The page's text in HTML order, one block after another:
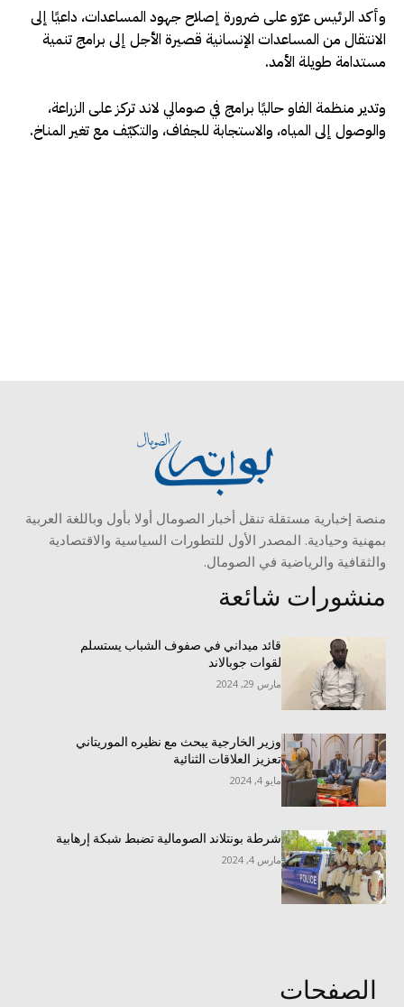
وأكد الرئيس عرّو على ضرورة إصلاح جهود المساعدات، داعيًا إلى
الانتقال من المساعدات الإنسانية قصيرة الأجل إلى برامج تنمية
مستدامة طويلة الأمد.
وتدير منظمة الفاو حاليًا برامج في صومالي لاند تركز على الزراعة،
والوصول إلى المياه، والاستجابة للجفاف، والتكيّف مع تغير المناخ.
منصة إخبارية مستقلة تنقل أخبار الصومال أولا بأول وباللغة العربية
بمهنية وحيادية. المصدر الأول للتطورات السياسية والاقتصادية
والثقافية والرياضية في الصومال.
منشورات شائعة
قائد ميداني في صفوف الشباب يستسلم
لقوات جوبالاند
مارس 29, 2024
وزير الخارجية يبحث مع نظيره الموريتاني
تعزيز العلاقات الثنائية
مايو 4, 2024
شرطة بونتلاند الصومالية تضبط شبكة إرهابية
مارس 4, 2024
الصفحات